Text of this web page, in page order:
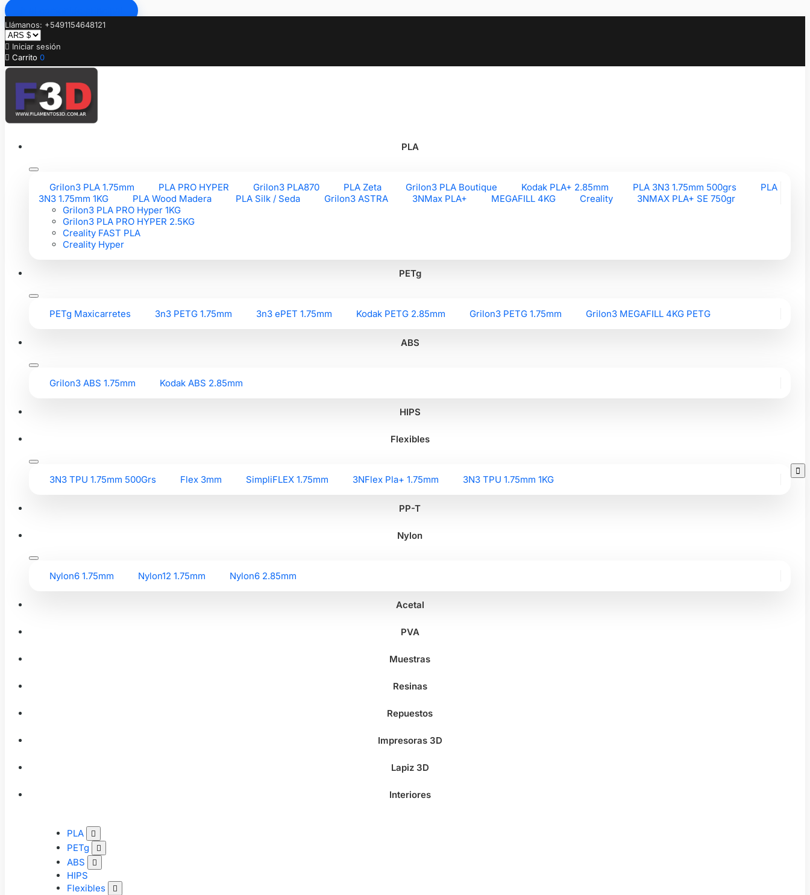
Llámanos: +5491154648121
 Iniciar sesión
 Carrito 0
PLA
Grilon3 PLA 1.75mm PLA PRO HYPER Grilon3 PLA870 PLA Zeta Grilon3 PLA Boutique Kodak PLA+ 2.85mm PLA 3N3 1.75mm 500grs
PLA
3N3 1.75mm 1KG
PLA Wood Madera PLA Silk / Seda Grilon3 ASTRA 3NMax PLA+ MEGAFILL 4KG Creality
3NMAX PLA+ SE 750gr
Grilon3 PLA PRO Hyper 1KG
Grilon3 PLA PRO HYPER 2.5KG
Creality FAST PLA
Creality Hyper
PETg
PETg Maxicarretes 3n3 PETG 1.75mm 3n3 ePET 1.75mm Kodak PETG 2.85mm Grilon3 PETG 1.75mm Grilon3 MEGAFILL 4KG PETG
ABS
Grilon3 ABS 1.75mm Kodak ABS 2.85mm
HIPS
Flexibles
3N3 TPU 1.75mm 500Grs Flex 3mm SimpliFLEX 1.75mm 3NFlex Pla+ 1.75mm 3N3 TPU 1.75mm 1KG
PP-T
Nylon
Nylon6 1.75mm Nylon12 1.75mm Nylon6 2.85mm
Acetal
PVA
Muestras
Resinas
Repuestos
Impresoras 3D
Lapiz 3D
Interiores

PLA 
PETg 
ABS 
HIPS
Flexibles
